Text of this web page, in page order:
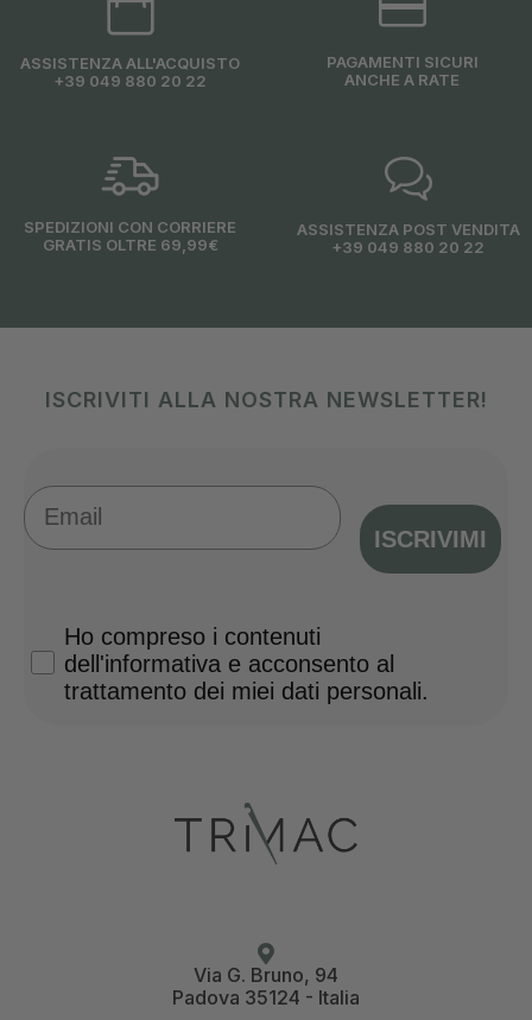
ASSISTENZA ALL'ACQUISTO
+39 049 880 20 22
PAGAMENTI SICURI
ANCHE A RATE
SPEDIZIONI CON CORRIERE
GRATIS OLTRE 69,99€
ASSISTENZA POST VENDITA
+39 049 880 20 22
ISCRIVITI ALLA NOSTRA NEWSLETTER!
Email
ISCRIVIMI
Privacy Policy
Ho compreso i contenuti
dell'informativa e acconsento al
trattamento dei miei dati personali.
Via G. Bruno, 94
Padova 35124 - Italia